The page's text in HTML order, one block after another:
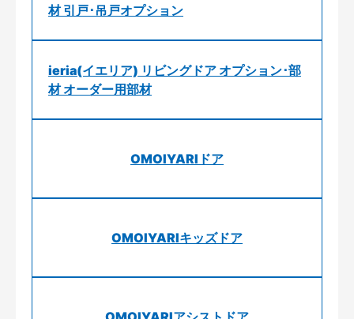
材 引戸･吊戸オプション
ieria(イエリア) リビングドア オプション･部
材 オーダー用部材
OMOIYARIドア
OMOIYARIキッズドア